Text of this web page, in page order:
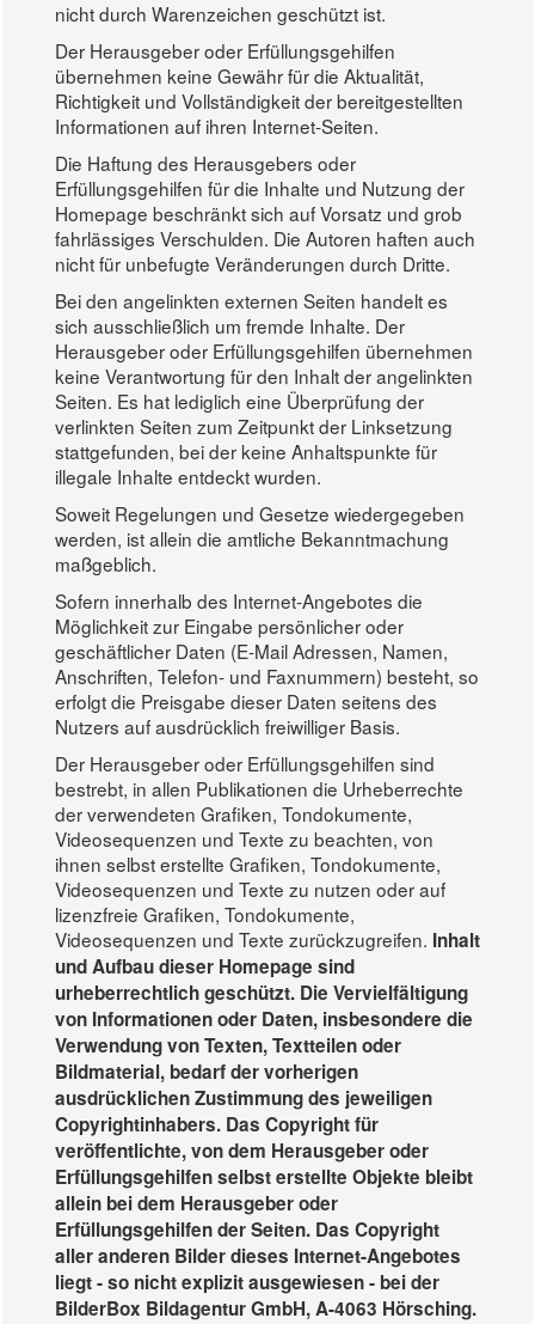
nicht durch Warenzeichen geschützt ist.
Der Herausgeber oder Erfüllungsgehilfen
übernehmen keine Gewähr für die Aktualität,
Richtigkeit und Vollständigkeit der bereitgestellten
Informationen auf ihren Internet-Seiten.
Die Haftung des Herausgebers oder
Erfüllungsgehilfen für die Inhalte und Nutzung der
Homepage beschränkt sich auf Vorsatz und grob
fahrlässiges Verschulden. Die Autoren haften auch
nicht für unbefugte Veränderungen durch Dritte.
Bei den angelinkten externen Seiten handelt es
sich ausschließlich um fremde Inhalte. Der
Herausgeber oder Erfüllungsgehilfen übernehmen
keine Verantwortung für den Inhalt der angelinkten
Seiten. Es hat lediglich eine Überprüfung der
verlinkten Seiten zum Zeitpunkt der Linksetzung
stattgefunden, bei der keine Anhaltspunkte für
illegale Inhalte entdeckt wurden.
Soweit Regelungen und Gesetze wiedergegeben
werden, ist allein die amtliche Bekanntmachung
maßgeblich.
Sofern innerhalb des Internet-Angebotes die
Möglichkeit zur Eingabe persönlicher oder
geschäftlicher Daten (E-Mail Adressen, Namen,
Anschriften, Telefon- und Faxnummern) besteht, so
erfolgt die Preisgabe dieser Daten seitens des
Nutzers auf ausdrücklich freiwilliger Basis.
Der Herausgeber oder Erfüllungsgehilfen sind
bestrebt, in allen Publikationen die Urheberrechte
der verwendeten Grafiken, Tondokumente,
Videosequenzen und Texte zu beachten, von
ihnen selbst erstellte Grafiken, Tondokumente,
Videosequenzen und Texte zu nutzen oder auf
lizenzfreie Grafiken, Tondokumente,
Videosequenzen und Texte zurückzugreifen. Inhalt
und Aufbau dieser Homepage sind
urheberrechtlich geschützt. Die Vervielfältigung
von Informationen oder Daten, insbesondere die
Verwendung von Texten, Textteilen oder
Bildmaterial, bedarf der vorherigen
ausdrücklichen Zustimmung des jeweiligen
Copyrightinhabers. Das Copyright für
veröffentlichte, von dem Herausgeber oder
Erfüllungsgehilfen selbst erstellte Objekte bleibt
allein bei dem Herausgeber oder
Erfüllungsgehilfen der Seiten. Das Copyright
aller anderen Bilder dieses Internet-Angebotes
liegt - so nicht explizit ausgewiesen - bei der
BilderBox Bildagentur GmbH, A-4063 Hörsching.